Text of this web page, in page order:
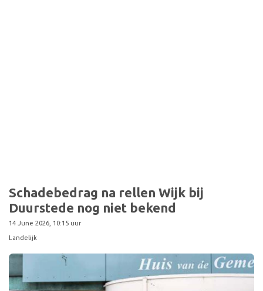
Schadebedrag na rellen Wijk bij
Duurstede nog niet bekend
14 June 2026, 10:15 uur
Landelijk